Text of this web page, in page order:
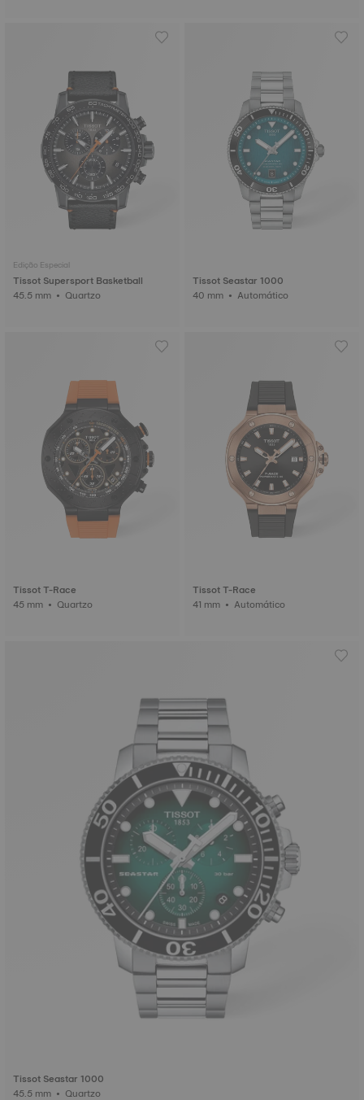
Edição Especial
Tissot Supersport Basketball
45.5 mm • Quartzo
Tissot Seastar 1000
40 mm • Automático
Tissot T-Race
45 mm • Quartzo
Tissot T-Race
41 mm • Automático
Tissot Seastar 1000
45.5 mm • Quartzo